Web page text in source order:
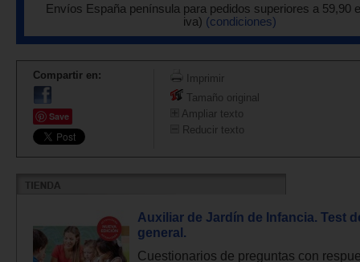
Envíos España península para pedidos superiores a 59,90
iva) (condiciones)
Compartir en:
Save
Imprimir
Tamaño original
Ampliar texto
Reducir texto
Auxiliar de Jardín de Infancia. Test
general.
Cuestionarios de preguntas con